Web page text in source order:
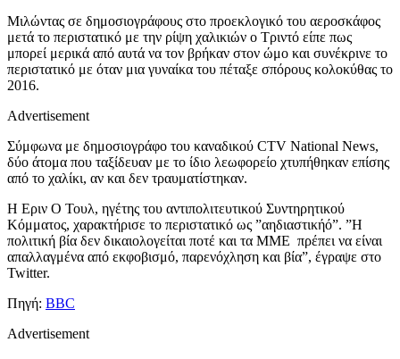
Μιλώντας σε δημοσιογράφους στο προεκλογικό του αεροσκάφος
μετά το περιστατικό με την ρίψη χαλικιών ο Τριντό είπε πως
μπορεί μερικά από αυτά να τον βρήκαν στον ώμο και συνέκρινε το
περιστατικό με όταν μια γυναίκα του πέταξε σπόρους κολοκύθας το
2016.
Advertisement
Σύμφωνα με δημοσιογράφο του καναδικού CTV National News,
δύο άτομα που ταξίδευαν με το ίδιο λεωφορείο χτυπήθηκαν επίσης
από το χαλίκι, αν και δεν τραυματίστηκαν.
Η Εριν Ο Τουλ, ηγέτης του αντιπολιτευτικού Συντηρητικού
Κόμματος, χαρακτήρισε το περιστατικό ως ”αηδιαστικήό”. ”Η
πολιτική βία δεν δικαιολογείται ποτέ και τα ΜΜΕ πρέπει να είναι
απαλλαγμένα από εκφοβισμό, παρενόχληση και βία”, έγραψε στο
Twitter.
Πηγή: BBC
Advertisement